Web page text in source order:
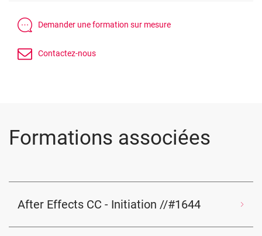
Formations associées
After Effects CC - Initiation //#1644